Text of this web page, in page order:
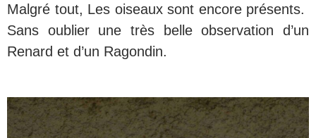
Malgré tout, Les oiseaux sont encore présents.
Sans oublier une très belle observation d’un
Renard et d’un Ragondin.